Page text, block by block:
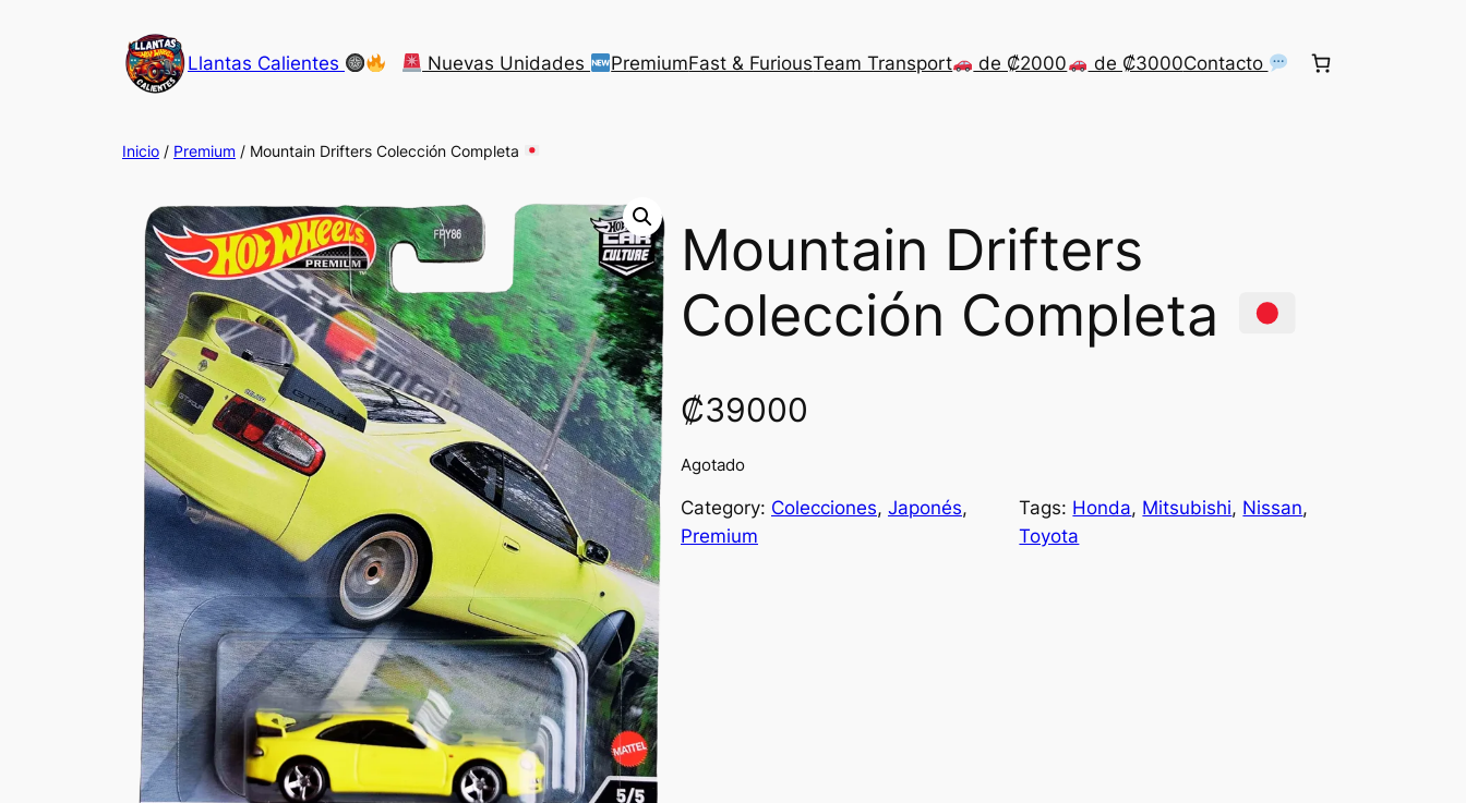
Llantas Calientes Nuevas Unidades PremiumFast & FuriousTeam Transport de ₡2000 de ₡3000Contacto
Inicio / Premium / Mountain Drifters Colección Completa
Mountain Drifters
Colección Completa
₡39000
Agotado
Category: Colecciones, Japonés
Premium
Tags: Honda, Mitsubishi, Nissan
Toyota